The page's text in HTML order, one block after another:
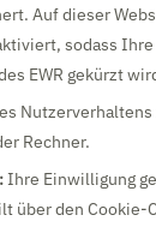
Auf dieser
sodass
EWR gekürzt
Rechner.
Ihre Einwilligung
über den Cookie-